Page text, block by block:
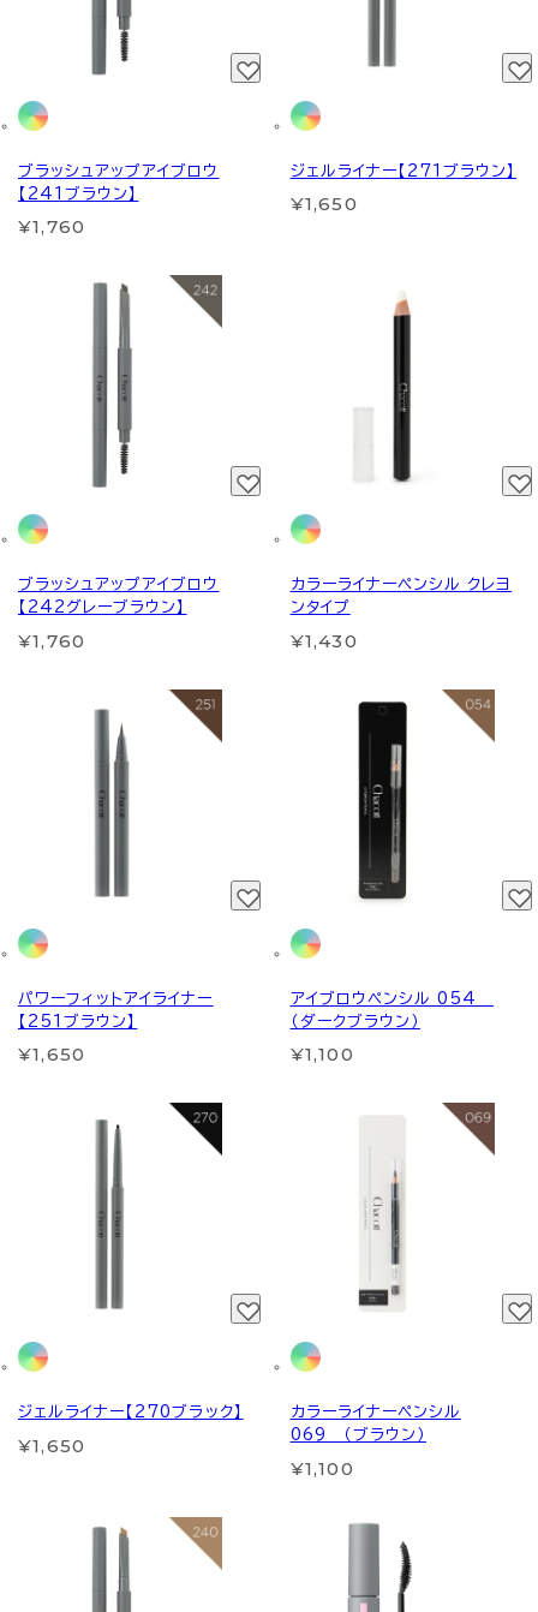
ブラッシュアップアイブロウ
【241ブラウン】
¥1,760
ジェルライナー【271ブラウン】
¥1,650
ブラッシュアップアイブロウ
【242グレーブラウン】
¥1,760
カラーライナーペンシル クレヨ
ンタイプ
¥1,430
パワーフィットアイライナー
【251ブラウン】
¥1,650
アイブロウペンシル 054
（ダークブラウン）
¥1,100
ジェルライナー【270ブラック】
¥1,650
カラーライナーペンシル
069 （ブラウン）
¥1,100